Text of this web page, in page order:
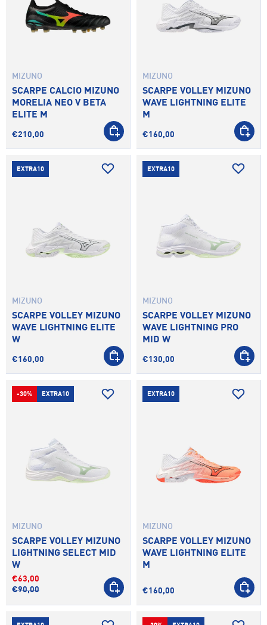
MIZUNO
SCARPE CALCIO MIZUNO
MORELIA NEO V BETA
ELITE M
€210,00
SCEGLI OPZIONI
MIZUNO
SCARPE VOLLEY MIZUNO
WAVE LIGHTNING ELITE
M
€160,00
SCEGLI
EXTRA10
MIZUNO
SCARPE VOLLEY MIZUNO
WAVE LIGHTNING ELITE
W
€160,00
SCEGLI OPZIONI
EXTRA10
MIZUNO
SCARPE VOLLEY MIZUNO
WAVE LIGHTNING PRO
MID W
€130,00
-30% EXTRA10
MIZUNO
SCARPE VOLLEY MIZUNO
LIGHTNING SELECT MID
W
€63,00
€90,00
SCEGLI OPZIONI
EXTRA10
MIZUNO
SCARPE VOLLEY MIZUNO
WAVE LIGHTNING ELITE
M
€160,00